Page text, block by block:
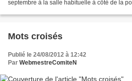
septembre à la salle habituelle à côté de la
Mots croisés
Publié le 24/08/2012 à 12:42
Par WebmestreComiteN